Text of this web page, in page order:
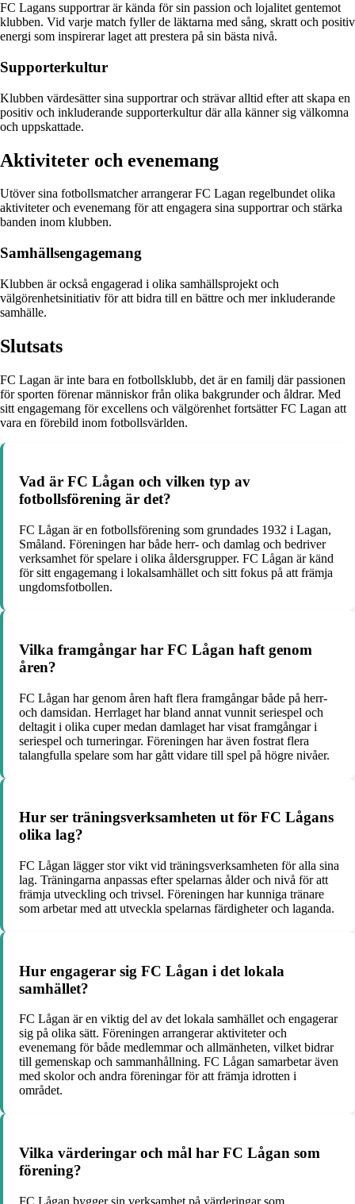
FC Lagans supportrar är kända för sin passion och lojalitet gentemot
klubben. Vid varje match fyller de läktarna med sång, skratt och positiv
energi som inspirerar laget att prestera på sin bästa nivå.
Supporterkultur
Klubben värdesätter sina supportrar och strävar alltid efter att skapa en
positiv och inkluderande supporterkultur där alla känner sig välkomna
och uppskattade.
Aktiviteter och evenemang
Utöver sina fotbollsmatcher arrangerar FC Lagan regelbundet olika
aktiviteter och evenemang för att engagera sina supportrar och stärka
banden inom klubben.
Samhällsengagemang
Klubben är också engagerad i olika samhällsprojekt och
välgörenhetsinitiativ för att bidra till en bättre och mer inkluderande
samhälle.
Slutsats
FC Lagan är inte bara en fotbollsklubb, det är en familj där passionen
för sporten förenar människor från olika bakgrunder och åldrar. Med
sitt engagemang för excellens och välgörenhet fortsätter FC Lagan att
vara en förebild inom fotbollsvärlden.
Vad är FC Lågan och vilken typ av
fotbollsförening är det?
FC Lågan är en fotbollsförening som grundades 1932 i Lagan,
Småland. Föreningen har både herr- och damlag och bedriver
verksamhet för spelare i olika åldersgrupper. FC Lågan är känd
för sitt engagemang i lokalsamhället och sitt fokus på att främja
ungdomsfotbollen.
Vilka framgångar har FC Lågan haft genom
åren?
FC Lågan har genom åren haft flera framgångar både på herr-
och damsidan. Herrlaget har bland annat vunnit seriespel och
deltagit i olika cuper medan damlaget har visat framgångar i
seriespel och turneringar. Föreningen har även fostrat flera
talangfulla spelare som har gått vidare till spel på högre nivåer.
Hur ser träningsverksamheten ut för FC Lågans
olika lag?
FC Lågan lägger stor vikt vid träningsverksamheten för alla sina
lag. Träningarna anpassas efter spelarnas ålder och nivå för att
främja utveckling och trivsel. Föreningen har kunniga tränare
som arbetar med att utveckla spelarnas färdigheter och laganda.
Hur engagerar sig FC Lågan i det lokala
samhället?
FC Lågan är en viktig del av det lokala samhället och engagerar
sig på olika sätt. Föreningen arrangerar aktiviteter och
evenemang för både medlemmar och allmänheten, vilket bidrar
till gemenskap och sammanhållning. FC Lågan samarbetar även
med skolor och andra föreningar för att främja idrotten i
området.
Vilka värderingar och mål har FC Lågan som
förening?
FC Lågan bygger sin verksamhet på värderingar som